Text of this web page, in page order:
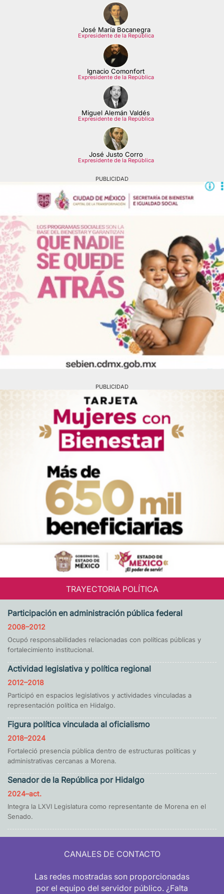
José María Bocanegra
Expresidente de la República
Ignacio Comonfort
Expresidente de la República
Miguel Alemán Valdés
Expresidente de la República
José Justo Corro
Expresidente de la República
PUBLICIDAD
PUBLICIDAD
TRAYECTORIA POLÍTICA
Participación en administración pública federal
2008–2012
Ocupó responsabilidades relacionadas con políticas públicas y
fortalecimiento institucional.
Actividad legislativa y política regional
2012–2018
Participó en espacios legislativos y actividades vinculadas a
representación política en Hidalgo.
Figura política vinculada al oficialismo
2018–2024
Fortaleció presencia pública dentro de estructuras políticas y
administrativas cercanas a Morena.
Senador de la República por Hidalgo
2024–act.
Integra la LXVI Legislatura como representante de Morena en el
Senado.
CANALES DE CONTACTO
Las redes mostradas son proporcionadas
por el equipo del servidor público. ¿Falta